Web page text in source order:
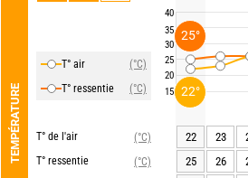
TEMPÉRATURE
T° air
(°C)
T° ressentie
(°C)
T° de l'air
(°C)
T° ressentie
(°C)
40
35
30
25
20
15
22 23
25
26
22°
25°